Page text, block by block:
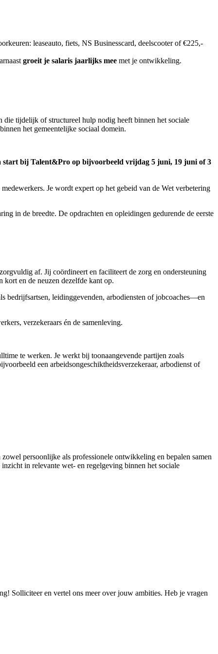
leaseauto, fiets, NS Businesscard, deelscooter of €225,-
groeit je salaris jaarlijks mee met je ontwikkeling.
die tijdelijk of structureel hulp nodig heeft binnen het sociale
het gemeentelijke sociaal domein.
start bij Talent&Pro op bijvoorbeeld vrijdag 5 juni, 19 juni of 3
Je wordt expert op het gebeid van de Wet verbetering
in de breedte. De opdrachten en opleidingen gedurende de eerste
af. Jij coördineert en faciliteert de zorg en ondersteuning
kort en de neuzen dezelfde kant op.
bedrijfsartsen, leidinggevenden, arbodiensten of jobcoaches—en
verzekeraars én de samenleving.
te werken. Je werkt bij toonaangevende partijen zoals
een arbeidsongeschiktheidsverzekeraar, arbodienst of
persoonlijke als professionele ontwikkeling en bepalen samen
in relevante wet- en regelgeving binnen het sociale
Solliciteer en vertel ons meer over jouw ambities. Heb je vragen